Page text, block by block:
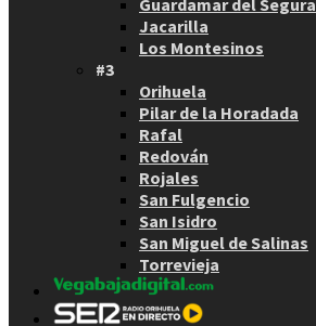
Jacarilla
Los Montesinos
#3
Orihuela
Pilar de la Horadada
Rafal
Redován
Rojales
San Fulgencio
San Isidro
San Miguel de Salinas
Torrevieja